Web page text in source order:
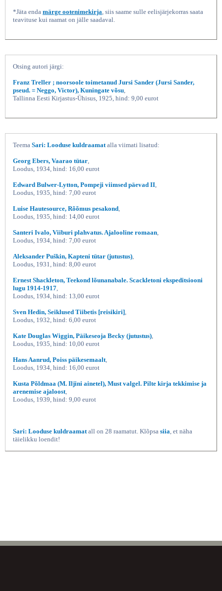
Gautšo poeg, Franz Treller,
*Jäta enda märge ootenimekirja, siis saame sulle eelisjärjekorras saata
teavituse kui raamat on jälle saadaval.
Otsing autori järgi:
Franz Treller ; noorsoole toimetanud Jursi Sander (Jursi Sander,
pseud. = Neggo, Victor), Kuningate võsu,
Tallinna Eesti Kirjastus-Ühisus, 1925, hind: 9,00 eurot
Teema Sari: Looduse kuldraamatalla viimati lisatud:
Georg Ebers, Vaarao tütar,
Loodus, 1934, hind: 16,00 eurot
Edward Bulwer-Lytton, Pompeji viimsed päevad II,
Loodus, 1935, hind: 7,00 eurot
Luise Hautesource, Rõõmus pesakond,
Loodus, 1935, hind: 14,00 eurot
Santeri Ivalo, Viiburi plahvatus. Ajalooline romaan,
Loodus, 1934, hind: 7,00 eurot
Aleksander Puškin, Kapteni tütar (jutustus),
Loodus, 1931, hind: 8,00 eurot
Ernest Shackleton, Teekond lõunanabale. Scackletoni ekspeditsiooni
lugu 1914-1917,
Loodus, 1934, hind: 13,00 eurot
Sven Hedin, Seiklused Tiibetis [reisikiri],
Loodus, 1932, hind: 6,00 eurot
Kate Douglas Wiggin, Päikeseoja Becky (jutustus),
Loodus, 1935, hind: 10,00 eurot
Hans Aanrud, Poiss päikesemaalt,
Loodus, 1934, hind: 16,00 eurot
Kusta Põldmaa (M. Iljini ainetel), Must valgel. Pilte kirja tekkimise ja
arenemise ajaloost,
Loodus, 1939, hind: 9,00 eurot
Sari: Looduse kuldraamatall on 28 raamatut. Klõpsa siia, et näha
täielikku loendit!